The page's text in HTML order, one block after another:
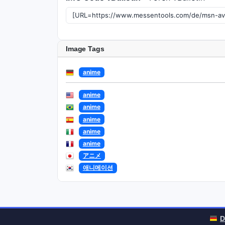
Image Tags
anime
anime
anime
anime
anime
anime
アニメ
애니메이션